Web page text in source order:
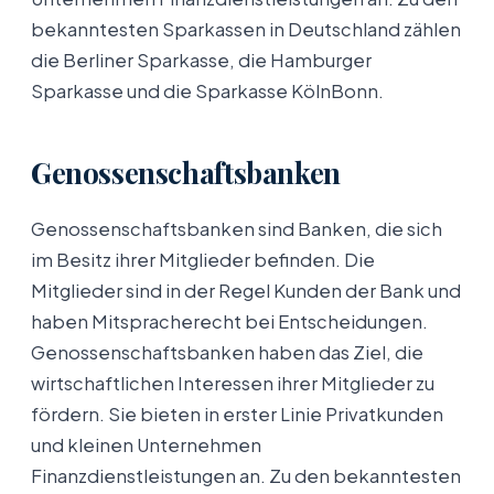
bekanntesten Sparkassen in Deutschland zählen
die Berliner Sparkasse, die Hamburger
Sparkasse und die Sparkasse KölnBonn.
Genossenschaftsbanken
Genossenschaftsbanken sind Banken, die sich
im Besitz ihrer Mitglieder befinden. Die
Mitglieder sind in der Regel Kunden der Bank und
haben Mitspracherecht bei Entscheidungen.
Genossenschaftsbanken haben das Ziel, die
wirtschaftlichen Interessen ihrer Mitglieder zu
fördern. Sie bieten in erster Linie Privatkunden
und kleinen Unternehmen
Finanzdienstleistungen an. Zu den bekanntesten